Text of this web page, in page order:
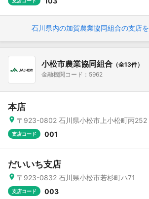
石川県内の加賀農業協同組合の支店
小松市農業協同組合 （全13件）
金融機関コード：5962
本店
〒923-0802 石川県小松市上小松町丙252
支店コード 001
だいいち支店
〒923-0832 石川県小松市若杉町ハ71
支店コード 003